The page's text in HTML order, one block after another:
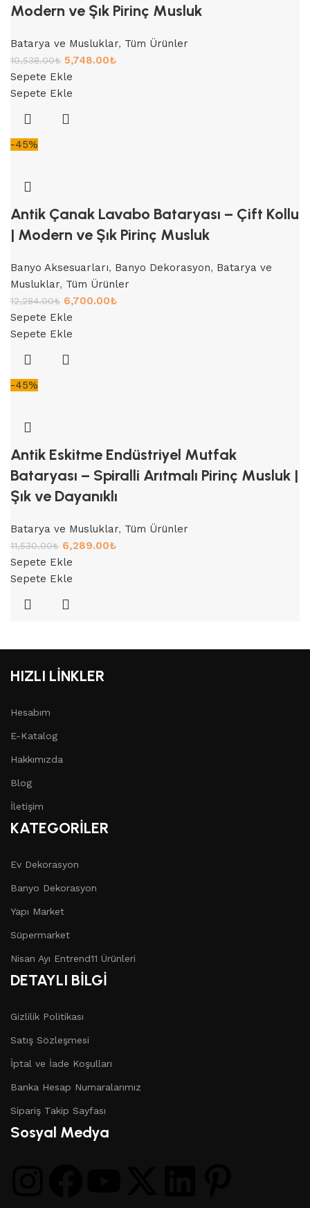
Modern ve Şık Pirinç Musluk
Batarya ve Musluklar, Tüm Ürünler
10,538.00₺ 5,748.00₺
Sepete Ekle
Sepete Ekle
-45%
Antik Çanak Lavabo Bataryası – Çift Kollu
| Modern ve Şık Pirinç Musluk
Banyo Aksesuarları, Banyo Dekorasyon, Batarya ve
Musluklar, Tüm Ürünler
12,284.00₺ 6,700.00₺
Sepete Ekle
Sepete Ekle
-45%
Antik Eskitme Endüstriyel Mutfak
Bataryası – Spiralli Arıtmalı Pirinç Musluk |
Şık ve Dayanıklı
Batarya ve Musluklar, Tüm Ürünler
11,530.00₺ 6,289.00₺
Sepete Ekle
Sepete Ekle
HIZLI LİNKLER
Hesabım
E-Katalog
Hakkımızda
Blog
İletişim
KATEGORİLER
Ev Dekorasyon
Banyo Dekorasyon
Yapı Market
Süpermarket
Nisan Ayı Entrend11 Ürünleri
DETAYLI BİLGİ
Gizlilik Politikası
Satış Sözleşmesi
İptal ve İade Koşulları
Banka Hesap Numaralarımız
Sipariş Takip Sayfası
Sosyal Medya